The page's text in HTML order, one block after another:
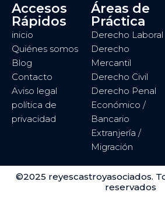
Accesos
Rápidos
inicio
Quiénes somos
Blog
Contacto
Aviso legal
política de
privacidad
Áreas de
Práctica
Derecho Laboral
Derecho
Mercantil
Derecho Civil
Derecho Penal
Económico /
Bancario
Extranjería /
Migración
©2025 reyescastroyasociados.
reservados